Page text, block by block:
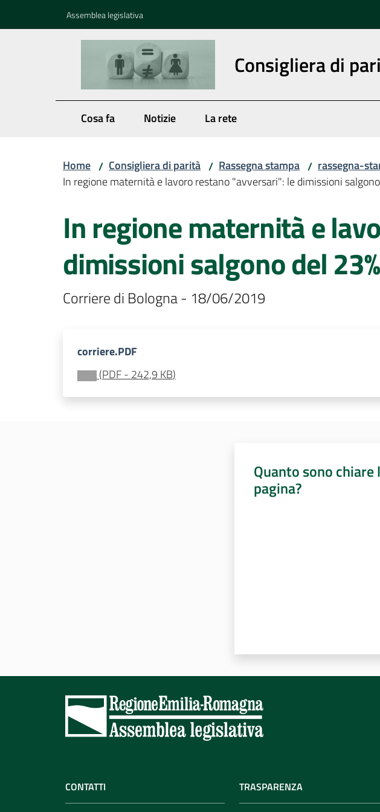
Assemblea legislativa
Consigliera di
Cosa fa Notizie La rete
Home / Consigliera di parità / Rassegna stampa / rassegna-
In regione maternità e lavoro restano "avversari": le dimissioni
In regione maternità e
dimissioni salgono del 23%
Corriere di Bologna - 18/06/2019
corriere.PDF
(PDF- 242,9 KB)
Quanto sono
pagina?
CONTATTI TRASPARENZA